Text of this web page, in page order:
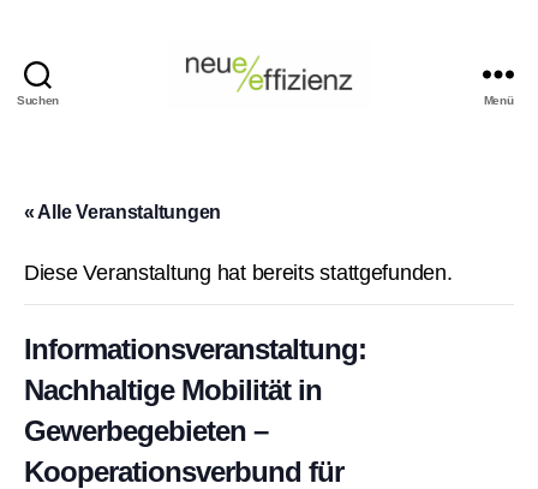
Suchen Menü
« Alle Veranstaltungen
Diese Veranstaltung hat bereits stattgefunden.
Informationsveranstaltung:
Nachhaltige Mobilität in
Gewerbegebieten –
Kooperationsverbund für